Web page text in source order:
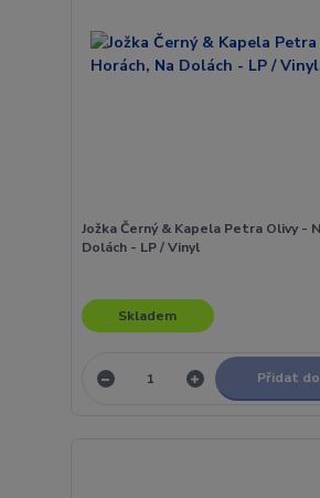
Jožka Černý & Kapela Petra Olivy -
Dolách - LP / Vinyl
Skladem
Přidat